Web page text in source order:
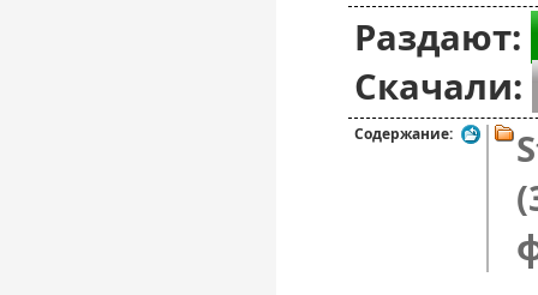
Раздают:
Скачали:
Содержание: